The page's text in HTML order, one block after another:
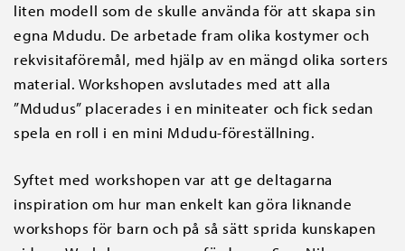
liten modell som de skulle använda för att skapa sin
egna Mdudu. De arbetade fram olika kostymer och
rekvisitaföremål, med hjälp av en mängd olika sorters
material. Workshopen avslutades med att alla
”Mdudus” placerades i en miniteater och fick sedan
spela en roll i en mini Mdudu-föreställning.
Syftet med workshopen var att ge deltagarna
inspiration om hur man enkelt kan göra liknande
workshops för barn och på så sätt sprida kunskapen